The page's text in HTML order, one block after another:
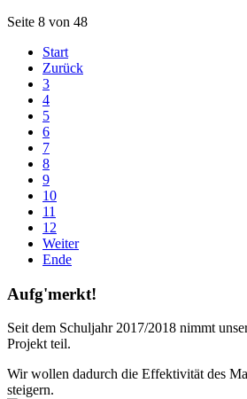
Seite 8 von 48
Start
Zurück
3
4
5
6
7
8
9
10
11
12
Weiter
Ende
Aufg'merkt!
Seit dem Schuljahr 2017/2018 nimmt
Projekt teil.
Wir wollen dadurch die Effektivität des
steigern.